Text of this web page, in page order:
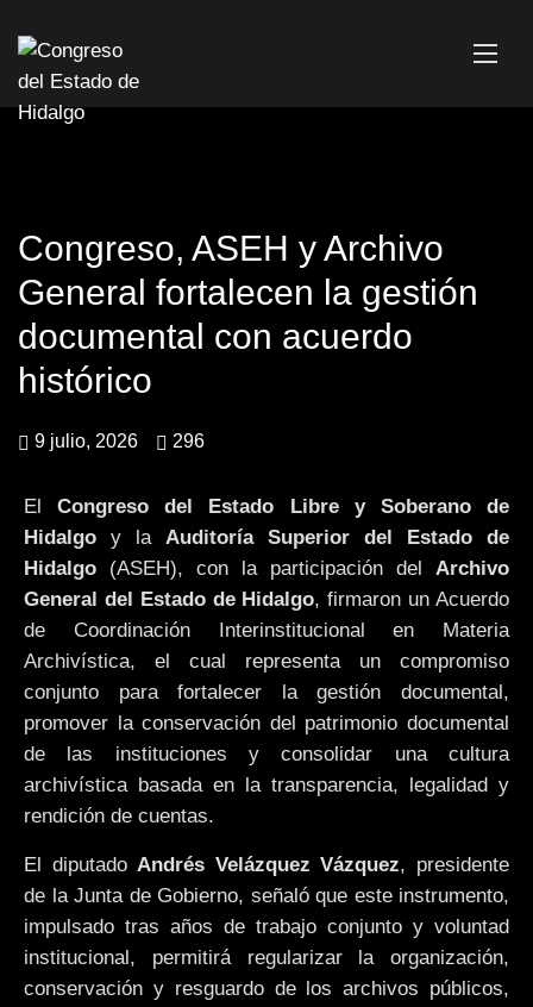
Congreso, ASEH y Archivo
General fortalecen la gestión
documental con acuerdo
histórico
9 julio, 2026 296
ElCongreso del Estado Libre y Soberano de
Hidalgo y la Auditoría Superior del Estado de
Hidalgo (ASEH), con la participación del Archivo
General del Estado de Hidalgo, firmaron un Acuerdo
de Coordinación Interinstitucional en Materia
Archivística, el cual representa un compromiso
conjunto para fortalecer la gestión documental,
promover la conservación del patrimonio documental
de las instituciones y consolidar una cultura
archivística basada en la transparencia, legalidad y
rendición de cuentas.
El diputadoAndrés Velázquez Vázquez, presidente
de la Junta de Gobierno, señaló que este instrumento,
impulsado tras años de trabajo conjunto y voluntad
institucional, permitirá regularizar la organización,
conservación y resguardo de los archivos públicos,